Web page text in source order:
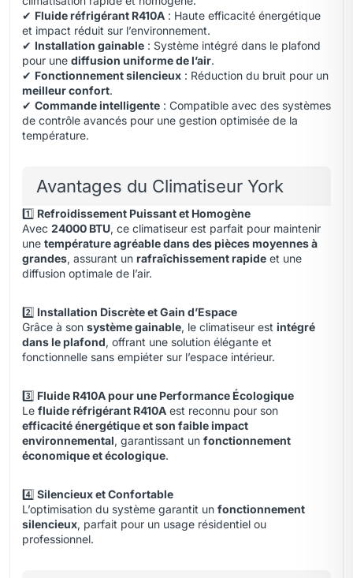
✔ Fluide réfrigérant R410A : Haute efficacité énergétique
et impact réduit sur l’environnement.
✔ Installation gainable : Système intégré dans le plafond
pour une diffusion uniforme de l’air.
✔ Fonctionnement silencieux : Réduction du bruit pour un
meilleur confort.
✔ Commande intelligente : Compatible avec des systèmes
de contrôle avancés pour une gestion optimisée de la
température.
Avantages du Climatiseur York
1️⃣ Refroidissement Puissant et Homogène
Avec 24000 BTU, ce climatiseur est parfait pour maintenir
une température agréable dans des pièces moyennes à
grandes, assurant un rafraîchissement rapide et une
diffusion optimale de l’air.
2️⃣ Installation Discrète et Gain d’Espace
Grâce à son système gainable, le climatiseur est intégré
dans le plafond, offrant une solution élégante et
fonctionnelle sans empiéter sur l’espace intérieur.
3️⃣ Fluide R410A pour une Performance Écologique
Le fluide réfrigérant R410A est reconnu pour son
efficacité énergétique et son faible impact
environnemental, garantissant un fonctionnement
économique et écologique.
4️⃣ Silencieux et Confortable
L’optimisation du système garantit un fonctionnement
silencieux, parfait pour un usage résidentiel ou
professionnel.